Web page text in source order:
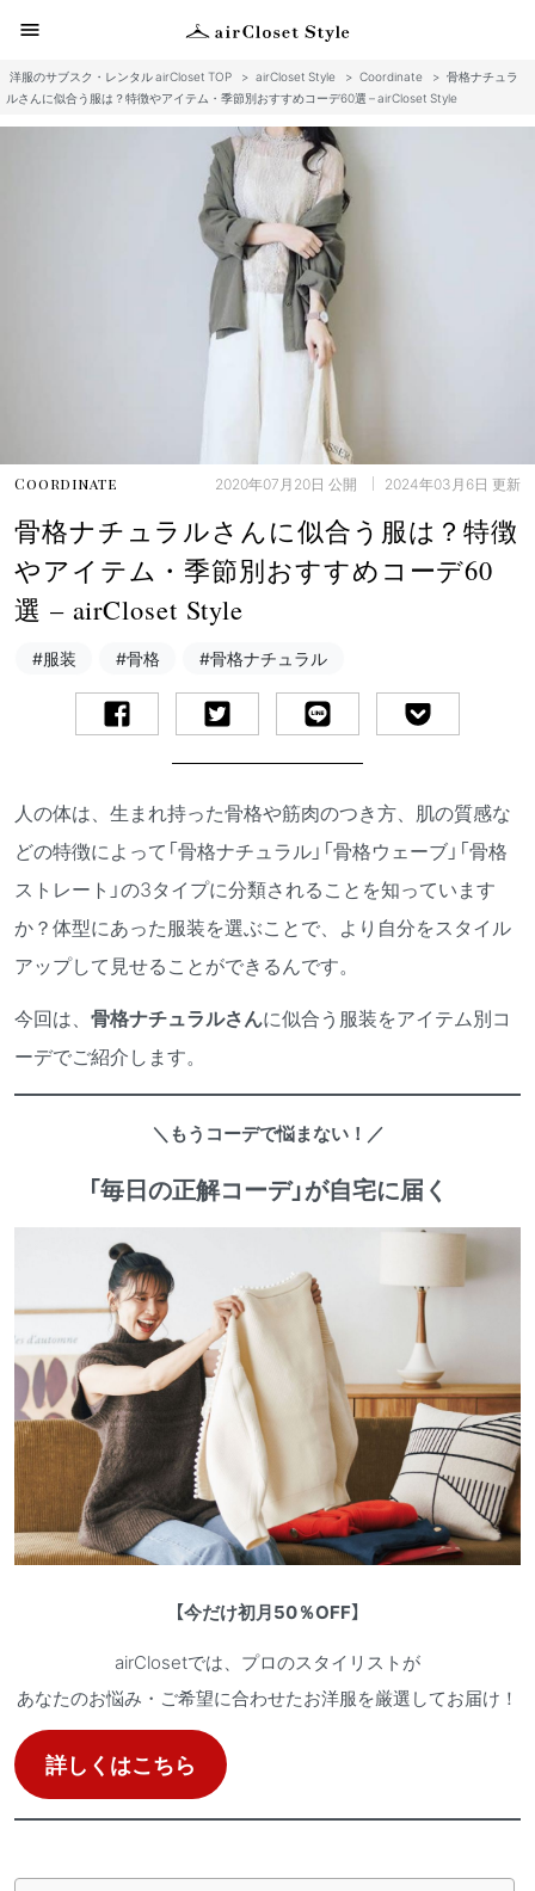
menu
洋服のサブスク・レンタル airCloset TOP > airCloset Style > Coordinate > 骨格ナチュラ
ルさんに似合う服は？特徴やアイテム・季節別おすすめコーデ60選 – airCloset Style
Coordinate 2020年07月20日 公開 2024年03月6日 更新
骨格ナチュラルさんに似合う服は？特徴
やアイテム・季節別おすすめコーデ60
選 – airCloset Style
#服装 #骨格 #骨格ナチュラル
人の体は、生まれ持った骨格や筋肉のつき方、肌の質感な
どの特徴によって「骨格ナチュラル」「骨格ウェーブ」「骨格
ストレート」の3タイプに分類されることを知っています
か？体型にあった服装を選ぶことで、より自分をスタイル
アップして見せることができるんです。
今回は、 骨格ナチュラルさんに似合う服装をアイテム別コ
ーデでご紹介します。
＼もうコーデで悩まない！／
「毎日の正解コーデ」が自宅に届く
【今だけ初月50％OFF】
airClosetでは、プロのスタイリストが
あなたのお悩み・ご希望に合わせたお洋服を厳選してお届け！
詳しくはこちら